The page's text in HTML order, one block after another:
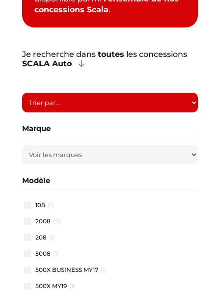
concessions Scala.
Je recherche dans toutes les concessions
SCALA Auto
Marque
Modèle
108 (1)
2008 (2)
208 (1)
5008 (1)
500X BUSINESS MY17 (1)
500X MY19 (1)